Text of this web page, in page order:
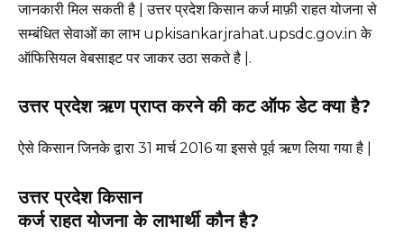
जानकारी मिल सकती है | उत्तर प्रदेश किसान कर्ज माफ़ी राहत योजना से
सम्बंधित सेवाओं का लाभ upkisankarjrahat.upsdc.gov.in के
ऑफिसियल वेबसाइट पर जाकर उठा सकते है |.
उत्तर प्रदेश ऋण प्राप्त करने की कट ऑफ डेट क्या है?
ऐसे किसान जिनके द्वारा 31 मार्च 2016 या इससे पूर्व ऋण लिया गया है |
उत्तर प्रदेश किसान
कर्ज राहत योजना के लाभार्थी कौन है?